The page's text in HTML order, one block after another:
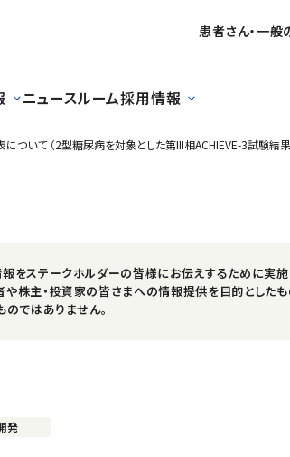
患者さん・一般
ニュースルーム採用情報
いて （2型糖尿病を対象とした第III相ACHIEVE-3試験結果
をステークホルダーの皆様にお伝えするために実施
株主・投資家の皆さまへの情報提供を目的としたも
ではありません。
発